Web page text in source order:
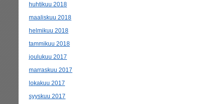
huhtikuu 2018
maaliskuu 2018
helmikuu 2018
tammikuu 2018
joulukuu 2017
marraskuu 2017
lokakuu 2017
syyskuu 2017